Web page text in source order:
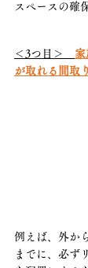
スペースの確
＜3つ目＞
が取れる間取り
例えば、外か
までに、必ず